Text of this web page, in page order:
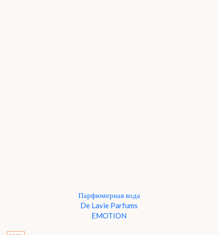
Парфюмерная вода
De Lavie Parfums
EMOTION